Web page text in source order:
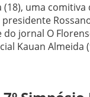
uma comitiva
presidente
do jornal O
Kauan Almeida